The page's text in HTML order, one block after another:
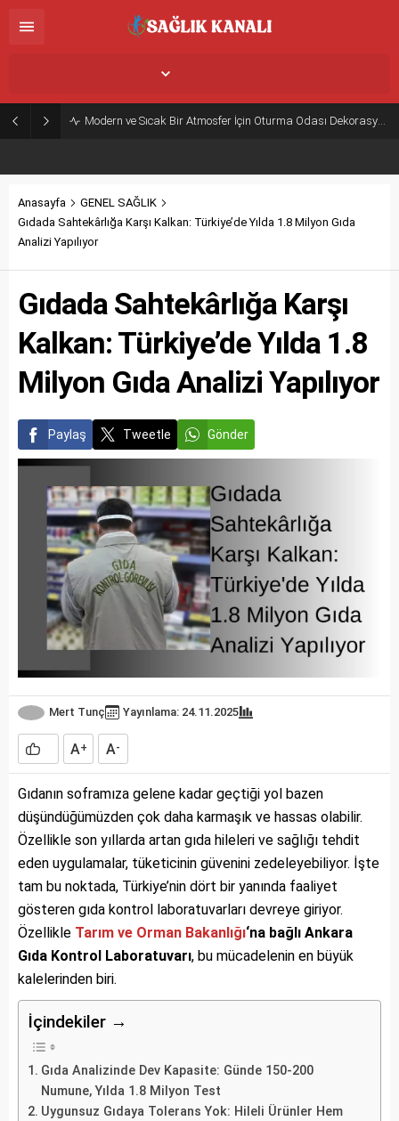
Modern ve Sıcak Bir Atmosfer İçin Oturma Odası Dekorasyon Önerileri
Anasayfa
GENEL SAĞLIK
Gıdada Sahtekârlığa Karşı Kalkan: Türkiye’de Yılda 1.8 Milyon Gıda
Analizi Yapılıyor
Gıdada Sahtekârlığa Karşı
Kalkan: Türkiye’de Yılda 1.8
Milyon Gıda Analizi Yapılıyor
Paylaş Tweetle Gönder
Mert Tunç Yayınlama: 24.11.2025
A+ A-
Gıdanın soframıza gelene kadar geçtiği yol bazen
düşündüğümüzden çok daha karmaşık ve hassas olabilir.
Özellikle son yıllarda artan gıda hileleri ve sağlığı tehdit
eden uygulamalar, tüketicinin güvenini zedeleyebiliyor. İşte
tam bu noktada, Türkiye’nin dört bir yanında faaliyet
gösteren gıda kontrol laboratuvarları devreye giriyor.
Özellikle Tarım ve Orman Bakanlığı‘na bağlı Ankara
Gıda Kontrol Laboratuvarı, bu mücadelenin en büyük
kalelerinden biri.
İçindekiler →
Gıda Analizinde Dev Kapasite: Günde 150-200
Numune, Yılda 1.8 Milyon Test
Uygunsuz Gıdaya Tolerans Yok: Hileli Ürünler Hem